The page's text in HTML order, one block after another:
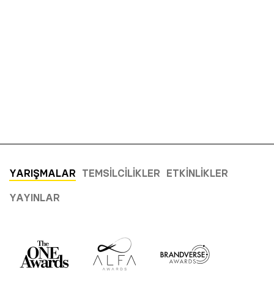
YARIŞMALAR TEMSILCILIKLER ETKINLIKLER
YAYINLAR